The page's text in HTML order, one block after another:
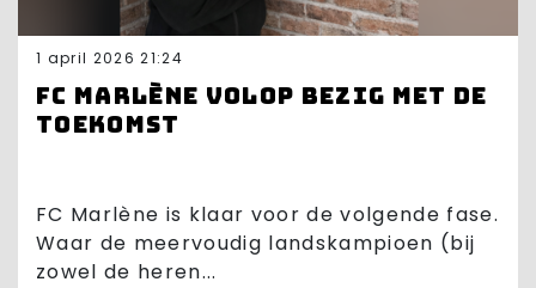
1 april 2026 21:24
FC Marlène volop bezig met de
toekomst
FC Marlène is klaar voor de volgende fase.
Waar de meervoudig landskampioen (bij
zowel de heren...